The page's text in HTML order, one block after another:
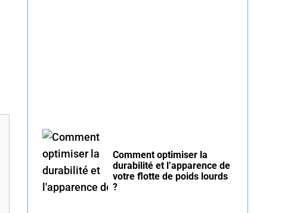
Comment optimiser la
durabilité et l’apparence de
votre flotte de poids lourds
?